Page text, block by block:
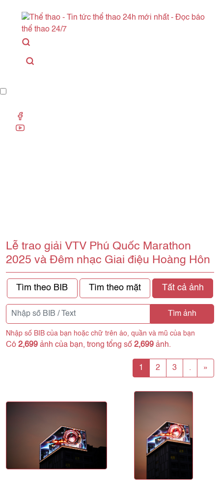
Lễ trao giải VTV Phú Quốc Marathon
2025 và Đêm nhạc Giai điệu Hoàng Hôn
Tìm theo BIB Tìm theo mặt Tất cả ảnh
Tìm ảnh
Nhập số BIB của bạn hoặc chữ trên áo, quần và mũ của bạn
Có 2,699 ảnh của bạn, trong tổng số 2,699 ảnh.
1 2 3 . »